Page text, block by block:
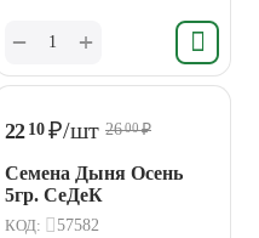
+
−
22 10 ₽/шт 2600₽
Семена Дыня Осень
5гр. СеДеК
КОД: 57582